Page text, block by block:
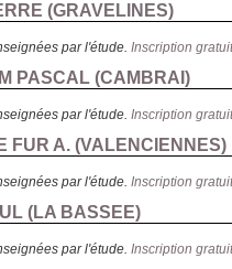
(GRAVELINES)
par l'étude. Inscription
PASCAL (CAMBRAI )
par l'étude. Inscription
FUR A. (VALENCIENNES)
par l'étude. Inscription
(LA BASSEE)
par l'étude. Inscription